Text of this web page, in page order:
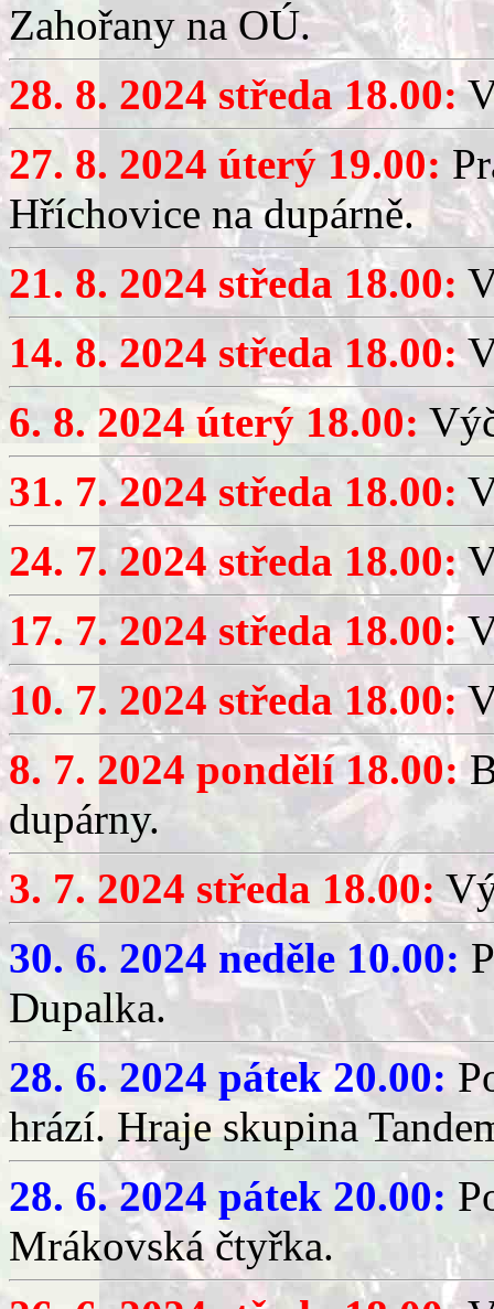
Zahořany na OÚ.
28. 8. 2024 středa 18.00:
27. 8. 2024 úterý 19.00:
Hříchovice na dupárně.
21. 8. 2024 středa 18.00:
14. 8. 2024 středa 18.00:
6. 8. 2024 úterý 18.00:
31. 7. 2024 středa 18.00:
24. 7. 2024 středa 18.00:
17. 7. 2024 středa 18.00:
10. 7. 2024 středa 18.00:
8. 7. 2024 pondělí 18.00:
dupárny.
3. 7. 2024 středa 18.00:
30. 6. 2024 neděle 10.00:
Dupalka.
28. 6. 2024 pátek 20.00:
hrází. Hraje skupina
28. 6. 2024 pátek 20.00:
Mrákovská čtyřka.